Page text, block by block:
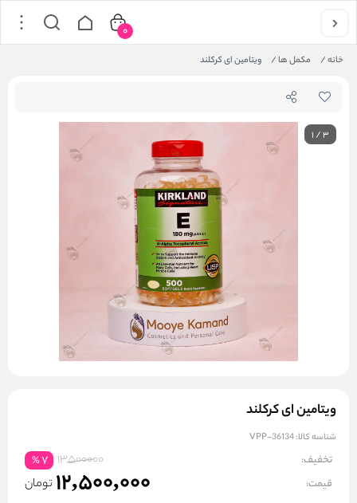
خانه/ مکمل ها/ ویتامین ای کرکلند
0
1/3
ویتامین ای کرکلند
شناسه کالا:VPP-36134
تخفیف: 13500000
7
%
قیمت: 12,500,000 تومان